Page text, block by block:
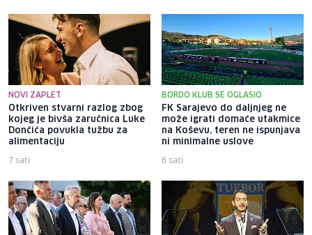
NOVI ZAPLET
Otkriven stvarni razlog zbog
kojeg je bivša zaručnica Luke
Dončića povukla tužbu za
alimentaciju
7 sati
BORDO KLUB SE OGLASIO
FK Sarajevo do daljnjeg ne
može igrati domaće utakmice
na Koševu, teren ne ispunjava
ni minimalne uslove
6 sati